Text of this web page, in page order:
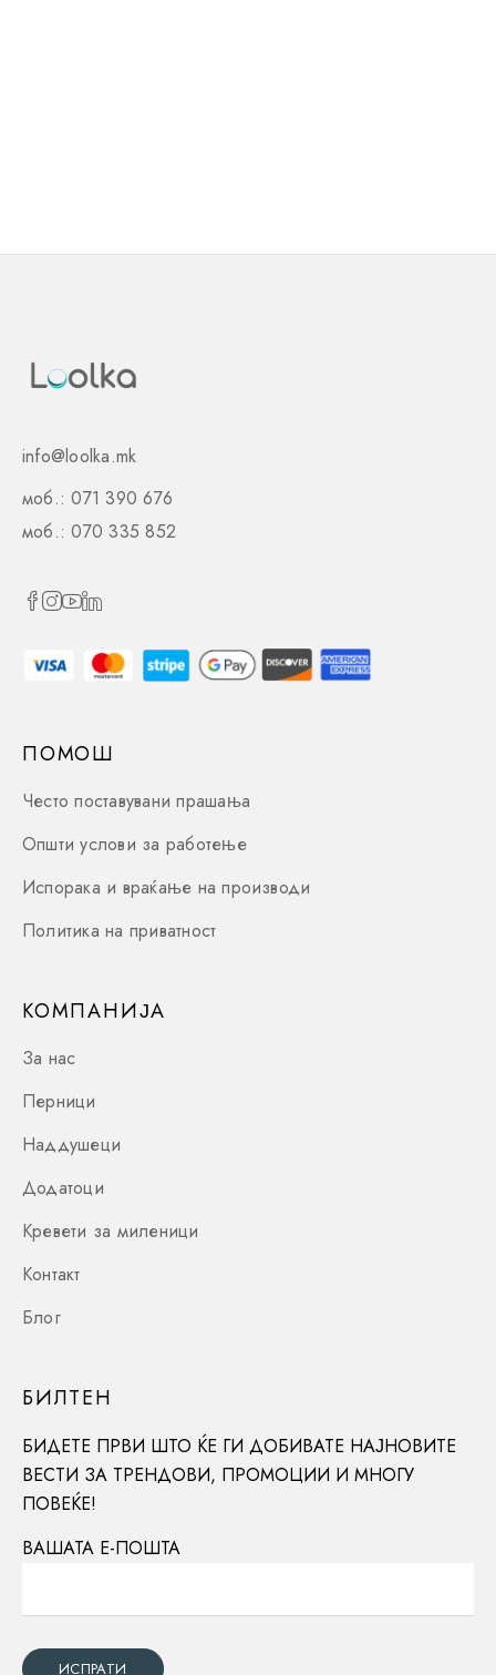
info@loolka.mk
моб.: 071 390 676
моб.: 070 335 852
ПОМОШ
Често поставувани прашања
Општи услови за работење
Испорака и враќање на производи
Политика на приватност
КОМПАНИЈА
За нас
Перници
Наддушеци
Додатоци
Кревети за миленици
Контакт
Блог
БИЛТЕН
БИДЕТЕ ПРВИ ШТО ЌЕ ГИ ДОБИВАТЕ НАЈНОВИТЕ
ВЕСТИ ЗА ТРЕНДОВИ, ПРОМОЦИИ И МНОГУ
ПОВЕЌЕ!
ВАШАТА Е-ПОШТА